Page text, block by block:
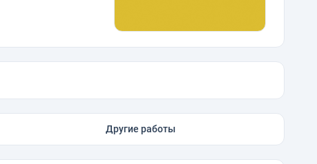
Другие работы